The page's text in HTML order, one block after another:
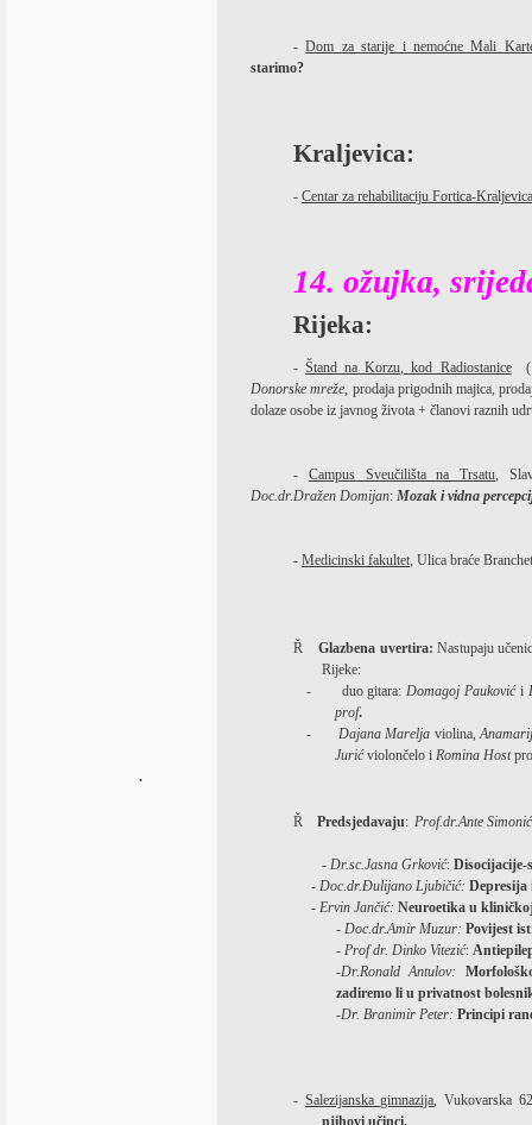
-Dom za starije i nemoćne Mali
starimo?
Kraljevica:
- Centar za rehabilitaciju Fortica-Kraljevica
14. ožujka,
Rijeka:
-Štand na Korzu, kod Radiostanice
Donorske mreže, prodaja prigodnih majica,
dolaze osobe iz javnog života + članovi raznih
- Campus Sveučilišta na Trsatu,
Doc.dr.Dražen Domijan: Mozak i vidna
- Medicinski fakultet, Ulica braće
Ř Glazbena uvertira: Nastupaju
Rijeke:
-
duo gitara:Domagoj Pauković i
prof.
-
Dajana Marelja violina,
Jurićviolončelo i Romina Host
.
Ř Predsjedavaju: Prof.dr.Ante
- Dr.sc.Jasna Grković:
- Doc.dr.Đulijano Ljubičić:
- Ervin Jančić: Neuroetika u
- Doc.dr.Amir Muzur: Povijest
- Prof dr. Dinko Vitezić:
-Dr.Ronald Antulov:
zadiremo li u privatnost
-Dr. Branimir Peter: Principi
- Salezijanska gimnazija, Vukovarska
njihovi učinci.